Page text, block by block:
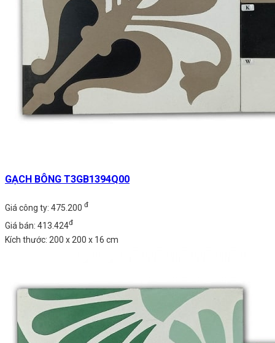
GẠCH BÔNG T3GB1394Q00
Giá công ty: 475.200 đ
Giá bán: 413.424đ
Kích thước: 200 x 200 x 16 cm